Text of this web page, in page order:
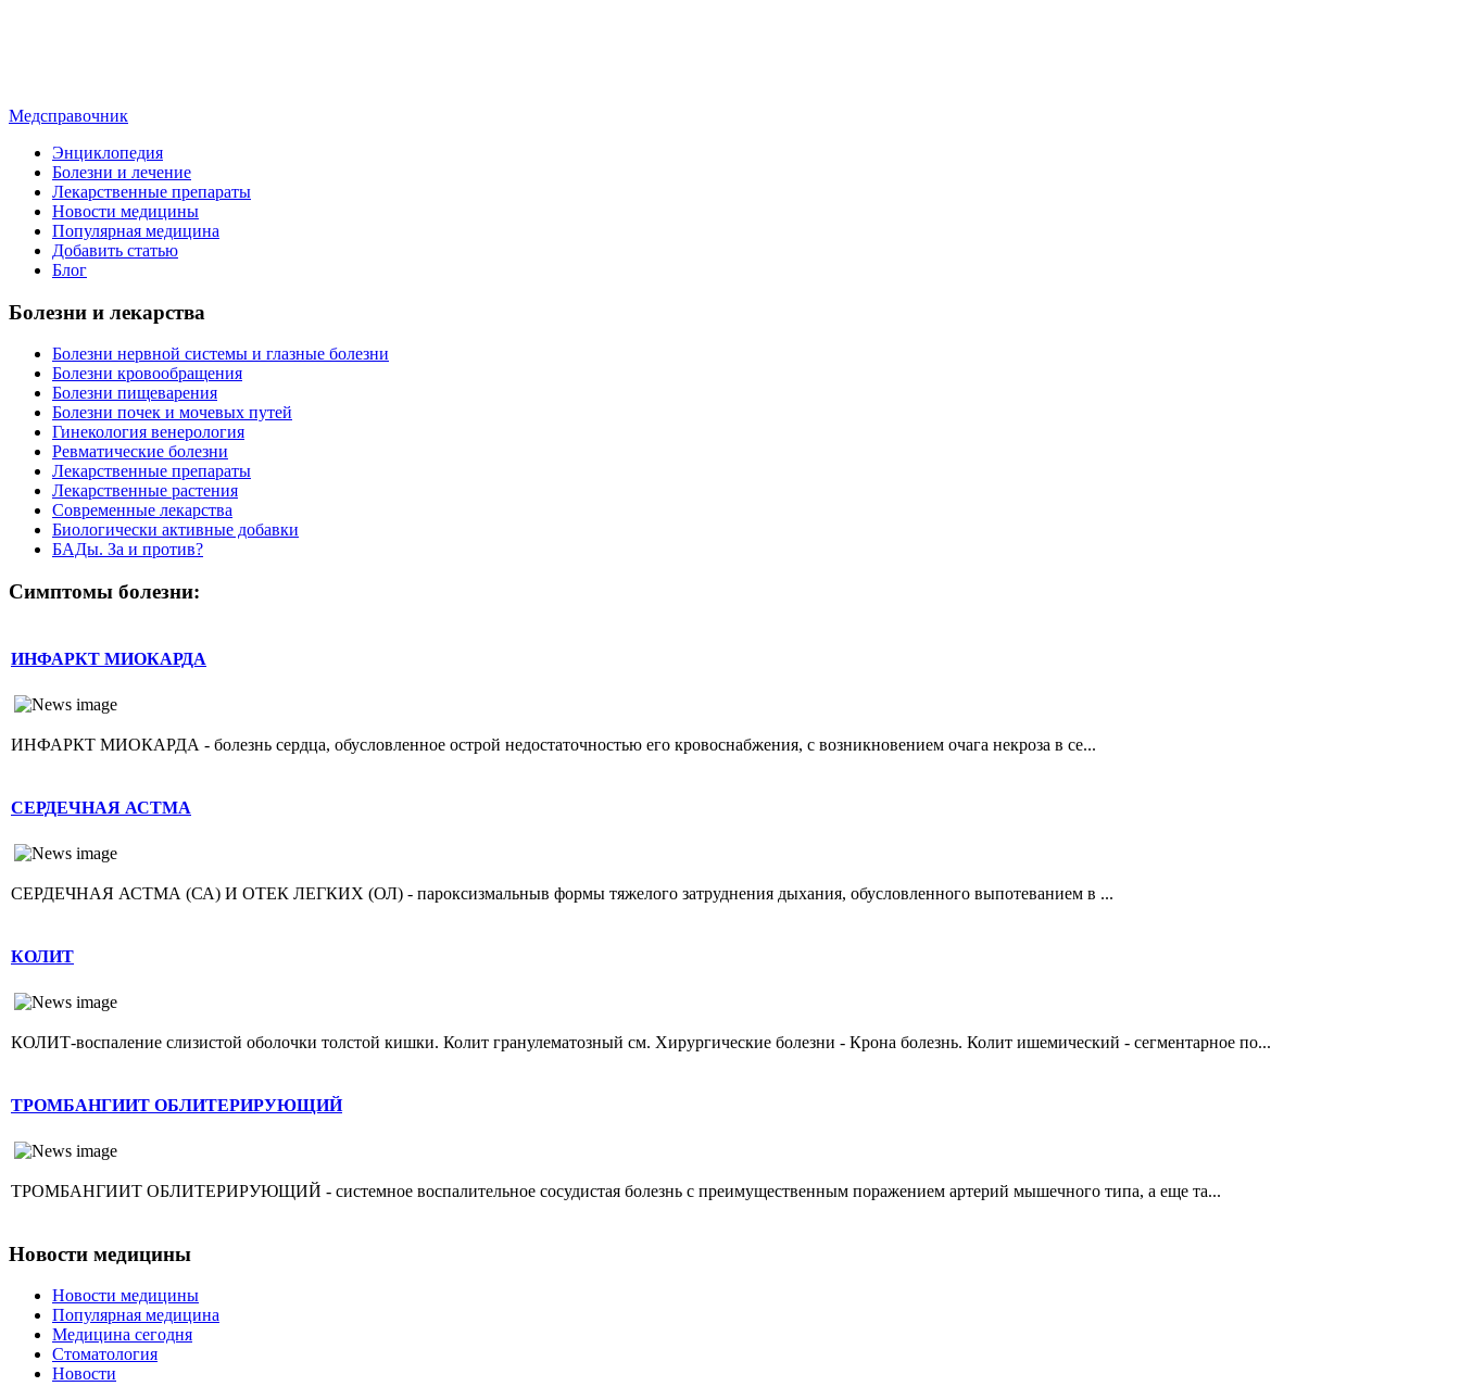
Медсправочник
Энциклопедия
Болезни и лечение
Лекарственные препараты
Новости медицины
Популярная медицина
Добавить статью
Блог
Болезни и лекарства
Болезни нервной системы и глазные болезни
Болезни кровообращения
Болезни пищеварения
Болезни почек и мочевых путей
Гинекология венерология
Ревматические болезни
Лекарственные препараты
Лекарственные растения
Современные лекарства
Биологически активные добавки
БАДы. За и против?
Симптомы болезни:
ИНФАРКТ МИОКАРДА
ИНФАРКТ МИОКАРДА - болезнь сердца, обусловленное острой недостаточностью его кровоснабжения, с возникновением очага некроза в се...
СЕРДЕЧНАЯ АСТМА
СЕРДЕЧНАЯ АСТМА (СА) И ОТЕК ЛЕГКИХ (ОЛ) - пароксизмальныв формы тяжелого затруднения дыхания, обусловленного выпотеванием в ...
КОЛИТ
КОЛИТ-воспаление слизистой оболочки толстой кишки. Колит гранулематозный см. Хирургические болезни - Крона болезнь. Колит ишемический - сегментарное по...
ТРОМБАНГИИТ ОБЛИТЕРИРУЮЩИЙ
ТРОМБАНГИИТ ОБЛИТЕРИРУЮЩИЙ - системное воспалительное сосудистая болезнь с преимущественным поражением артерий мышечного типа, а еще та...
Новости медицины
Новости медицины
Популярная медицина
Медицина сегодня
Стоматология
Новости